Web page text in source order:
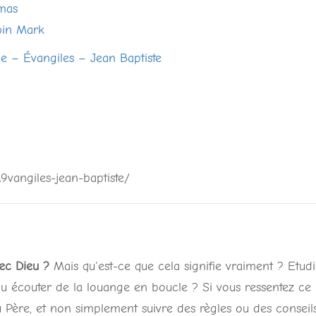
Mark
– Évangiles – Jean Baptiste
jean-baptiste/
Dieu ? Mais qu'est-ce que cela signifie vraiment ?
écouter de la louange en boucle ? Si vous ressentez ce
et non simplement suivre des règles ou des